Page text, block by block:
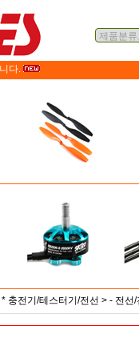
다.
* 충전기/테스터기/전선 > - 전선/